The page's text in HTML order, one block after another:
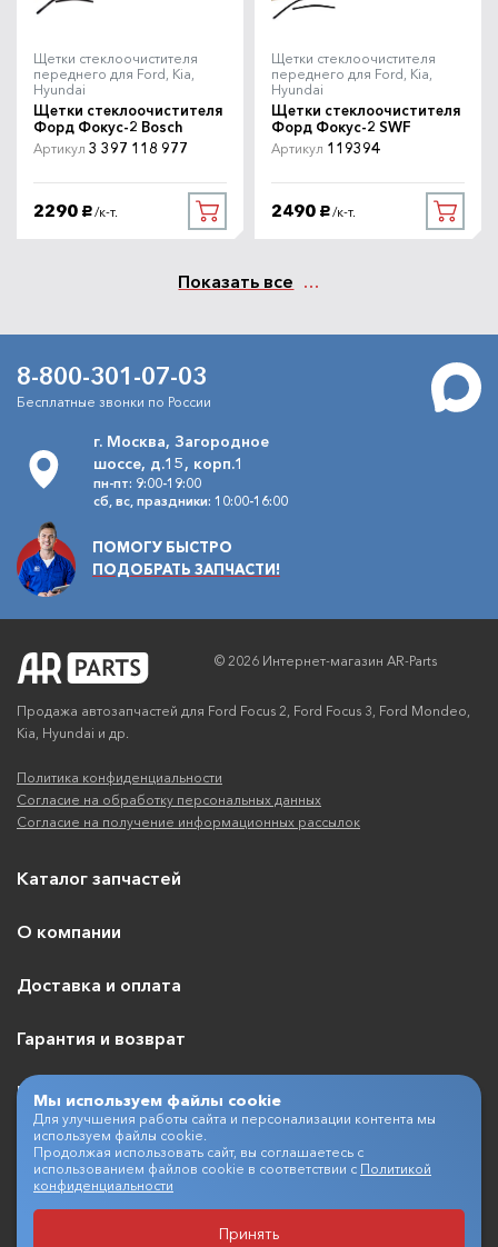
Щетки стеклоочистителя
переднего для Ford, Kia,
Hyundai
Щетки стеклоочистителя
Форд Фокус-2 Bosch
Артикул 3 397 118 977
2290 руб. /к-т.
Щетки стеклоочистителя
переднего для Ford, Kia,
Hyundai
Щетки стеклоочистителя
Форд Фокус-2 SWF
Артикул 119394
2490 руб. /к-т.
Показать все
8-800-301-07-03
Бесплатные звонки по России
г. Москва, Загородное
шоссе, д.15, корп.1
пн-пт: 9:00-19:00
сб, вс, праздники: 10:00-16:00
ПОМОГУ БЫСТРО
ПОДОБРАТЬ ЗАПЧАСТИ!
© 2026 Интернет-магазин AR-Parts
Продажа автозапчастей для Ford Focus 2, Ford Focus 3, Ford Mondeo,
Kia, Hyundai и др.
Политика конфиденциальности
Согласие на обработку персональных данных
Согласие на получение информационных рассылок
Каталог запчастей
О компании
Доставка и оплата
Гарантия и возврат
Контакты
+7 (495) 409-07-03
Разработка и продвижение
Мы используем файлы cookie
Для улучшения работы сайта и персонализации контента мы
используем файлы cookie.
Продолжая использовать сайт, вы соглашаетесь с
использованием файлов cookie в соответствии с Политикой
конфиденциальности
Принять